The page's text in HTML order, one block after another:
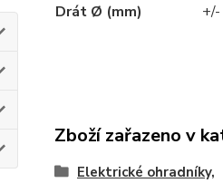
Drát Ø (mm)
+/-
Zboží zařazeno v
Elektrické ohradníky,